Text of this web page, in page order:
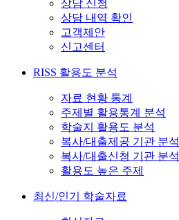
상담 신청
상담 내역 확인
고객제안
신고센터
RISS 활용도 분석
자료 현황 통계
주제별 활용통계 분석
학술지 활용도 분석
복사/대출제공 기관 분석
복사/대출신청 기관 분석
활용도 높은 주제
최신/인기 학술자료